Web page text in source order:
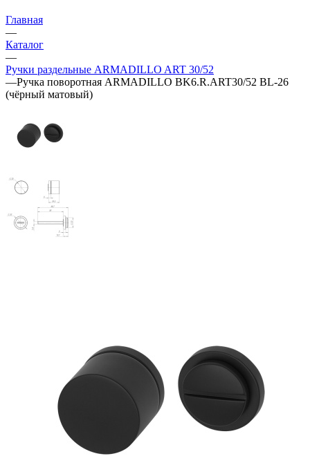
Главная
—
Каталог
—
Ручки раздельные ARMADILLO ART 30/52
—Ручка поворотная ARMADILLO BK6.R.ART30/52 BL-26
(чёрный матовый)